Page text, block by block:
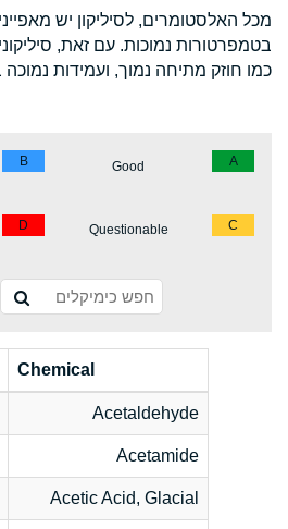
מכל האלסטומרים, לסיליקון יש
בטמפרטורות נמוכות. עם זאת,
כמו חוזק מתיחה נמוך, ועמידות נמוכה
A
Good
B
C
Questionable
D
Chemical
Acetaldehyde
Acetamide
Acetic Acid, Glacial